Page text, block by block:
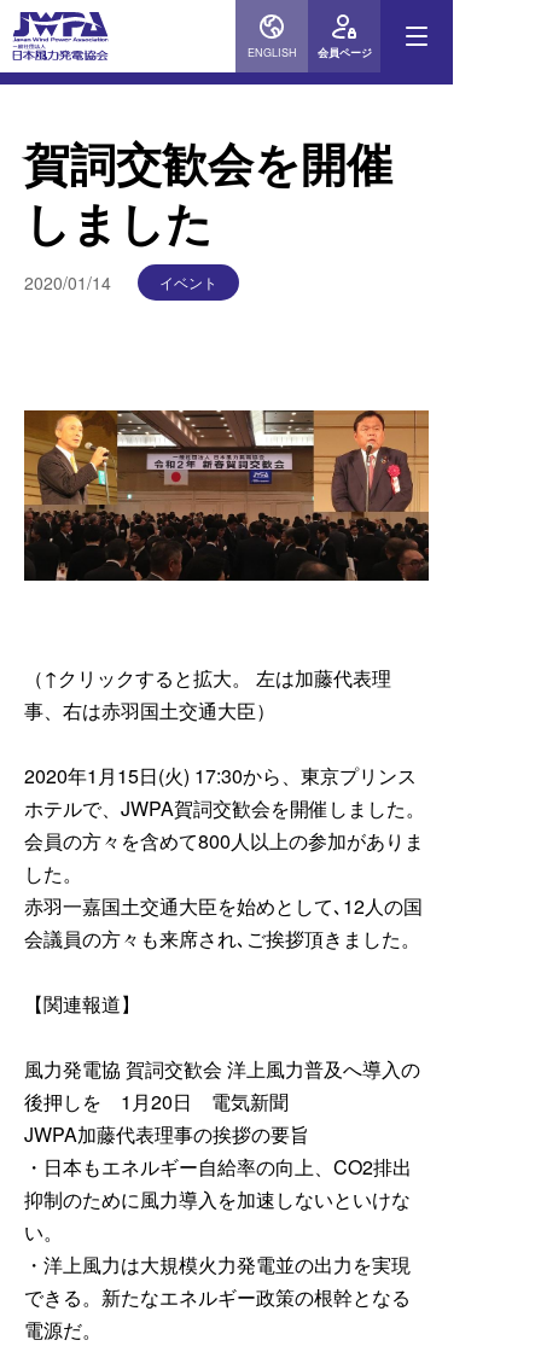
ENGLISH 会員ページ
賀詞交歓会を開催
しました
2020/01/14 イベント
（↑クリックすると拡大。 左は加藤代表理
事、右は赤羽国土交通大臣）
2020年1月15日(火) 17:30から、東京プリンス
ホテルで、JWPA賀詞交歓会を開催しました。
会員の方々を含めて800人以上の参加がありま
した。
赤羽一嘉国土交通大臣を始めとして､12人の国
会議員の方々も来席され､ご挨拶頂きました。
【関連報道】
風力発電協 賀詞交歓会 洋上風力普及へ導入の
後押しを 1月20日 電気新聞
JWPA加藤代表理事の挨拶の要旨
・日本もエネルギー自給率の向上、CO2排出
抑制のために風力導入を加速しないといけな
い。
・洋上風力は大規模火力発電並の出力を実現
できる。新たなエネルギー政策の根幹となる
電源だ。